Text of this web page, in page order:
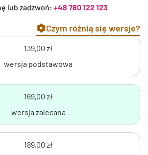
lub zadzwoń: +48 780 122 123
Czym różnią się wersje?
139,00 zł
wersja podstawowa
169,00 zł
wersja zalecana
189,00 zł